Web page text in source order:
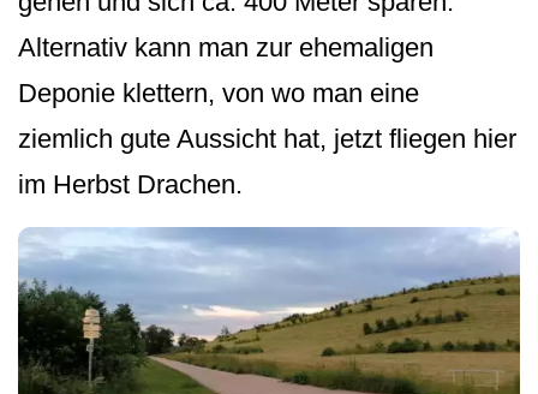
Alternativ kann man zur ehemaligen
Deponie klettern, von wo man eine
ziemlich gute Aussicht hat, jetzt fliegen hier
im Herbst Drachen.